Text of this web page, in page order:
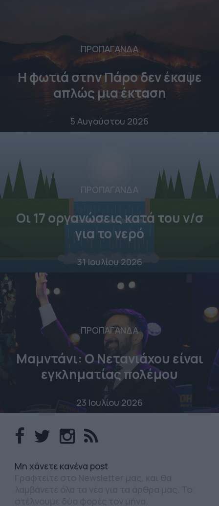
ΠΡΟΠΑΓΑΝΔΑ
Η φωτιά στην Πάρο δεν έκαψε
απλώς μια έκταση
5 Αυγούστου 2026
ΠΡΟΠΑΓΑΝΔΑ
Οι 17 οργανώσεις κατά του ν/σ
για το νερό
31 Ιουλίου 2026
ΠΡΟΠΑΓΑΝΔΑ
Μαμντάνι: Ο Νετανιάχου είναι
εγκληματίας πολέμου
23 Ιουλίου 2026
Mη χάνετε κανένα post